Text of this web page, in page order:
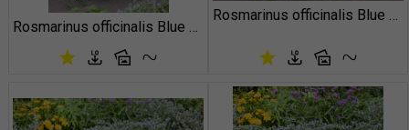
Rosmarinus officinalis Blue Cascade
Rosmarinus officinalis Blue Cascade